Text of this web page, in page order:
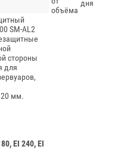
SM-AL2
стороны
для
мм.
EI 240, EI
объёма
дня